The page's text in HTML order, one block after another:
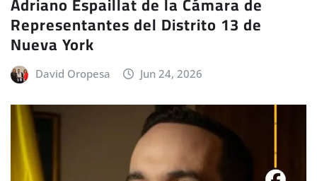
Representantes del Distrito 13 de
Nueva York
David Oropesa Jun 24, 2026